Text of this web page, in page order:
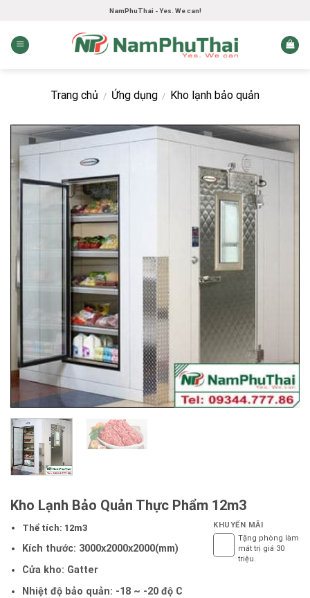
content
NamPhuThai - Yes. We can!
Trang chủ / Ứng dụng / Kho lạnh bảo quản
Kho Lạnh Bảo Quản Thực Phẩm 12m3
Thể tích: 12m3
Kích thước: 3000x2000x2000(mm)
Cửa kho: Gatter
Nhiệt độ bảo quản: -18 ~ -20 độ C
KHUYẾN MÃI
Tặng phòng làm
mát trị giá 30
triệu.